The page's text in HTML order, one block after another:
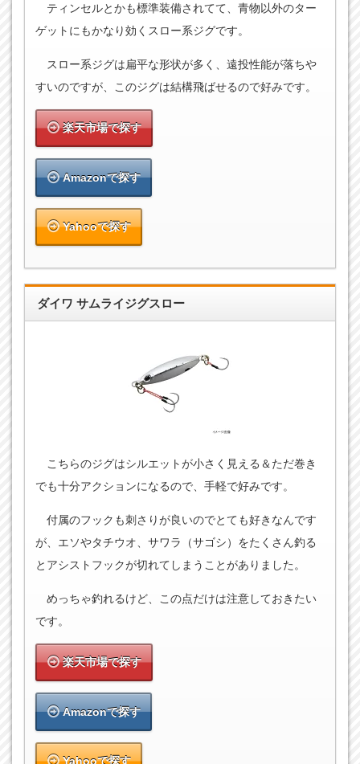
ティンセルとかも標準装備されてて、青物以外のター
ゲットにもかなり効くスロー系ジグです。
スロー系ジグは扁平な形状が多く、遠投性能が落ちや
すいのですが、このジグは結構飛ばせるので好みです。
楽天市場で探す
Amazonで探す
Yahooで探す
ダイワ サムライジグスロー
こちらのジグはシルエットが小さく見える＆ただ巻き
でも十分アクションになるので、手軽で好みです。
付属のフックも刺さりが良いのでとても好きなんです
が、エソやタチウオ、サワラ（サゴシ）をたくさん釣る
とアシストフックが切れてしまうことがありました。
めっちゃ釣れるけど、この点だけは注意しておきたい
です。
楽天市場で探す
Amazonで探す
Yahooで探す